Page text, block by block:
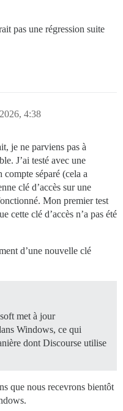
pas une régression suite
4:38
je ne parviens pas à
J’ai testé avec une
compte séparé (cela a
clé d’accès sur une
Mon premier test
cette clé d’accès n’a pas été
d’une nouvelle clé
met à jour
Windows, ce qui
dont Discourse utilise
que nous recevrons bientôt